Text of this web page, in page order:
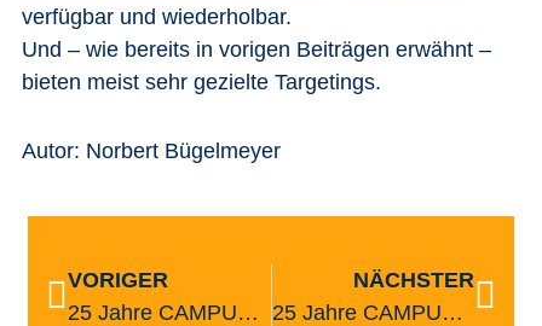
verfügbar und wiederholbar.
Und – wie bereits in vorigen Beiträgen erwähnt –
bieten meist sehr gezielte Targetings.
Autor: Norbert Bügelmeyer
VORIGER
25 Jahre CAMPUS MEDIA Medienlandschaft im Umbruch: Digitalisierung bringt Vielfalt
NÄCHSTER
25 Jahre CAMPUS MEDIA Medienlandschaft im Umbruch: Das Internet: Umbruch in der werblichen Kommunikation